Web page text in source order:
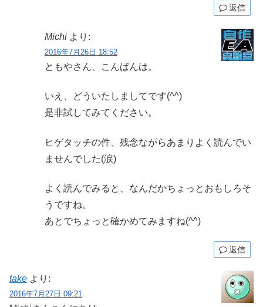
返信
Michi より:
2016年7月26日 18:52
ともやさん、こんばんは。
いえ、どういたしましてです(^^)
是非試してみてください。
ヒゲタッチの件、残念ながらあまりよく読んでい
ませんでした(涙)
よく読んでみると、なんだかちょっとおもしろそ
うですね。
あとでちょっと確かめてみますね(^^)
返信
take より:
2016年7月27日 09:21